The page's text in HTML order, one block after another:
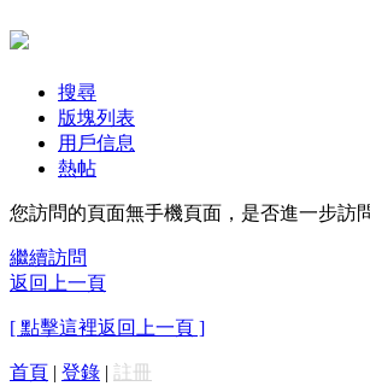
搜尋
版塊列表
用戶信息
熱帖
您訪問的頁面無手機頁面，是否進一步訪
繼續訪問
返回上一頁
[ 點擊這裡返回上一頁 ]
首頁 | 登錄 | 註冊